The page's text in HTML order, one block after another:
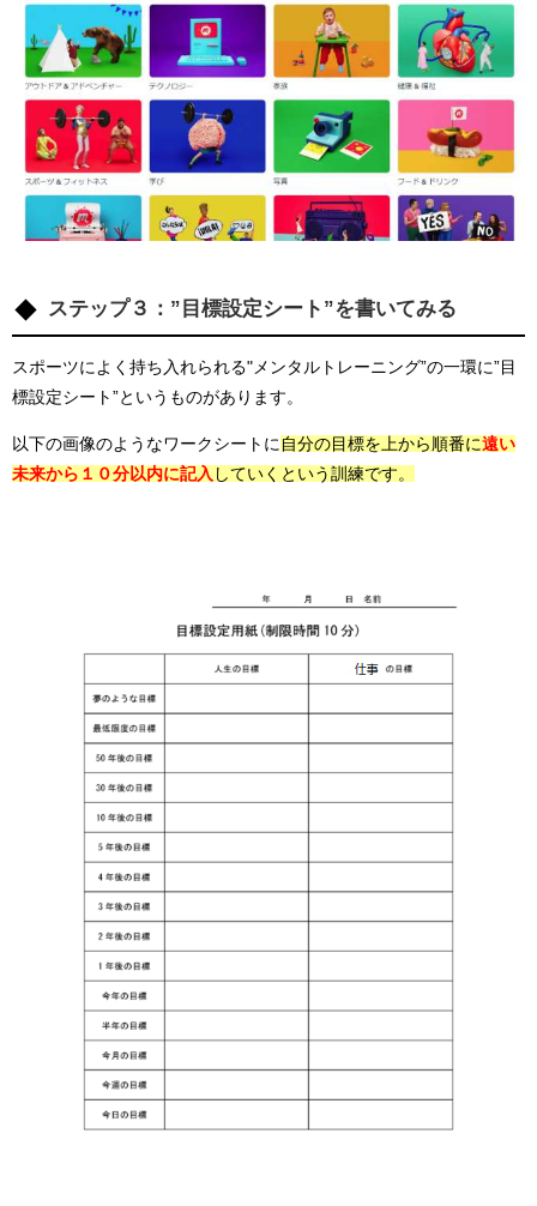
ステップ３：”目標設定シート”を書いてみる
スポーツによく持ち入れられる"メンタルトレーニング”の一環に”目
標設定シート”というものがあります。
以下の画像のようなワークシートに 自分の目標を上から順番に遠い
未来から１０分以内に記入 していくという訓練です。